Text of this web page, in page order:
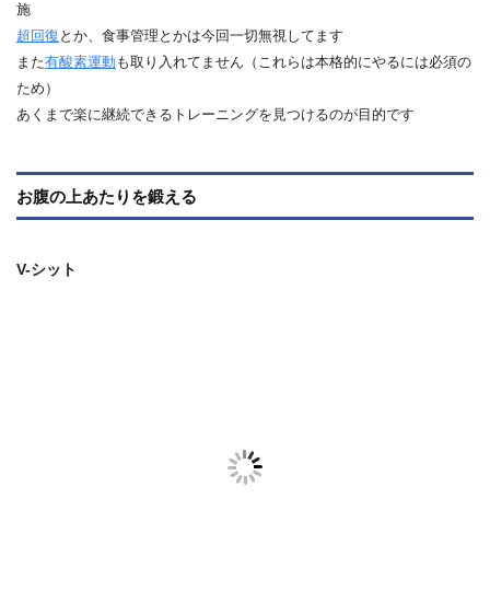
施
超回復 とか、食事管理とかは今回一切無視してます
また有酸素運動も取り入れてません（これらは本格的にやるには必須の
ため）
あくまで楽に継続できるトレーニングを見つけるのが目的です
お腹の上あたりを鍛える
V-シット